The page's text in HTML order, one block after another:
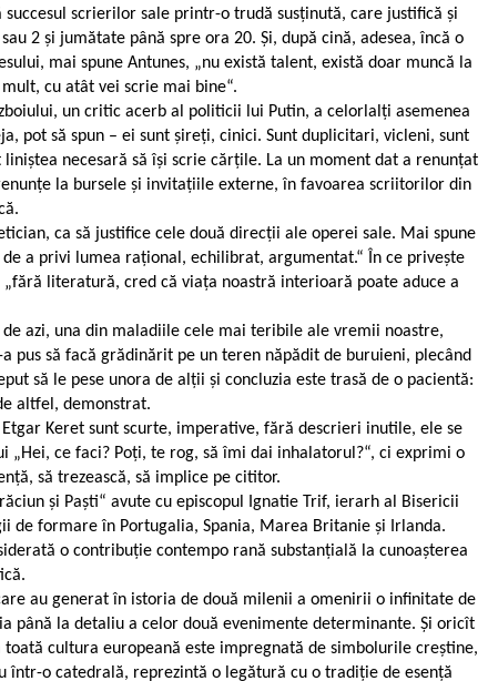
scrierilor sale printr-o trudă susținută, care justifică și
2 și jumătate până spre ora 20. Și, după cină, adesea, încă o
mai spune Antunes, „nu există talent, există doar muncă la
cu atât vei scrie mai bine“.
un critic acerb al politicii lui Putin, a celorlalți asemenea
pot să spun – ei sunt șireți, cinici. Sunt duplicitari, vicleni, sunt
necesară să își scrie cărțile. La un moment dat a renunțat
la bursele și invitațiile externe, în favoarea scriitorilor din
ca să justifice cele două direcții ale operei sale. Mai spune
a privi lumea rațional, echilibrat, argumentat.“ În ce privește
literatură, cred că viața noastră interioară poate aduce a
azi, una din maladiile cele mai teribile ale vremii noastre,
pus să facă grădinărit pe un teren năpădit de buruieni, plecând
să le pese unora de alții și concluzia este trasă de o pacientă:
altfel, demonstrat.
Keret sunt scurte, imperative, fără descrieri inutile, ele se
„Hei, ce faci? Poți, te rog, să îmi dai inhalatorul?“, ci exprimi o
să trezească, să implice pe cititor.
și Paști“ avute cu episcopul Ignatie Trif, ierarh al Bisericii
de formare în Portugalia, Spania, Marea Britanie și Irlanda.
o contribuție contempo rană substanțială la cunoașterea
au generat în istoria de două milenii a omenirii o infinitate de
până la detaliu a celor două evenimente determinante. Și oricît
cultura europeană este impregnată de simbolurile creștine,
într-o catedrală, reprezintă o legătură cu o tradiție de esență